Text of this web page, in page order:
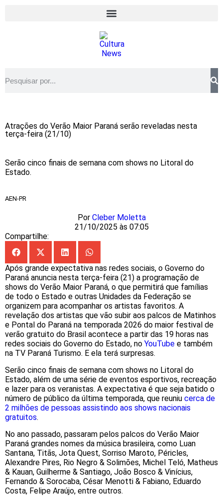
Atrações do Verão Maior Paraná serão reveladas nesta
terça-feira (21/10)
Serão cinco finais de semana com shows no Litoral do
Estado.
AEN-PR
Por Cleber Moletta
21/10/2025 às 07:05
Compartilhe:
Após grande expectativa nas redes sociais, o Governo do
Paraná anuncia nesta terça-feira (21) a programação de
shows do Verão Maior Paraná, o que permitirá que famílias
de todo o Estado e outras Unidades da Federação se
organizem para acompanhar os artistas favoritos. A
revelação dos artistas que vão subir aos palcos de Matinhos
e Pontal do Paraná na temporada 2026 do maior festival de
verão gratuito do Brasil acontece a partir das 19 horas nas
redes sociais do Governo do Estado, no YouTube e também
na TV Paraná Turismo. E ela terá surpresas.
Serão cinco finais de semana com shows no Litoral do
Estado, além de uma série de eventos esportivos, recreação
e lazer para os veranistas. A expectativa é que seja batido o
número de público da última temporada, que reuniu cerca de
2 milhões de pessoas assistindo aos shows nacionais
gratuitos.
No ano passado, passaram pelos palcos do Verão Maior
Paraná grandes nomes da música brasileira, como Luan
Santana, Titãs, Jota Quest, Sorriso Maroto, Péricles,
Alexandre Pires, Rio Negro & Solimões, Michel Teló, Matheus
& Kauan, Guilherme & Santiago, João Bosco & Vinícius,
Fernando & Sorocaba, César Menotti & Fabiano, Eduardo
Costa, Felipe Araújo, entre outros.